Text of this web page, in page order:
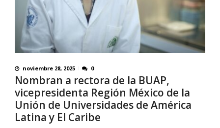
noviembre 28, 2025 0
Nombran a rectora de la BUAP,
vicepresidenta Región México de la
Unión de Universidades de América
Latina y El Caribe